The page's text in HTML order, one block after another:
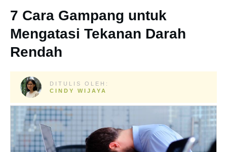
7 Cara Gampang untuk
Mengatasi Tekanan Darah
Rendah
DITULIS OLEH:
CINDY WIJAYA